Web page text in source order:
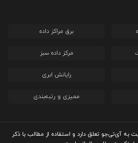
برق مراکز داده
مرکز داده سبز
رایانش ابری
ممیزی و رتبه‌بندی
آی‌تی‌جو تعلق دارد و استفاده از مطالب با ذکر